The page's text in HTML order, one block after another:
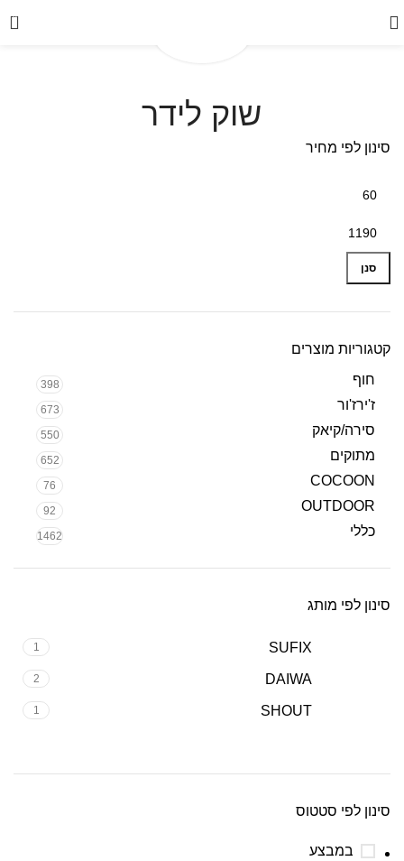
0
שוק לידר
סינון לפי מחיר
סנן
קטגוריות מוצרים
חוף
398
ז'ירז'ור 673
סירה/קיאק 550
מתוקים 652
COCOON
76
OUTDOOR
92
כללי 1462
סינון לפי מותג
SUFIX
1
DAIWA
2
SHOUT
1
סינון לפי סטטוס
במבצע